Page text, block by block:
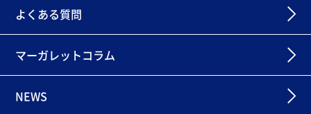
よくある質問
マーガレットコラム
NEWS